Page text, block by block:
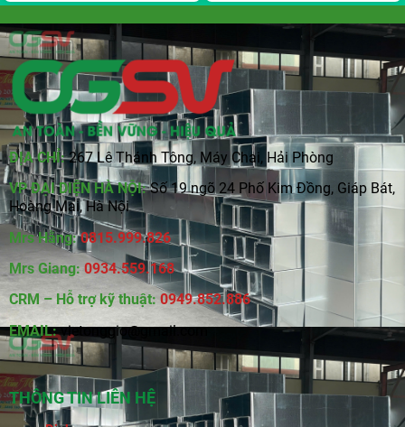
ĐỊA CHỈ: 267 Lê Thánh Tông, Máy Chai, Hải Phòng
VP ĐẠI DIỆN HÀ NỘI:Số 19 ngõ 24 Phố Kim Đồng, Giáp Bát,
Hoàng Mai, Hà Nội
Mrs Hằng: 0815.999.826
Mrs Giang: 0934.559.168
CRM – Hỗ trợ kỹ thuật: 0949.852.886
EMAIL: vietonggio@gmail.com
THÔNG TIN LIÊN HỆ